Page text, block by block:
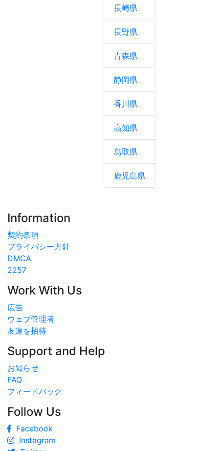
長崎県
長野県
青森県
静岡県
香川県
高知県
鳥取県
鹿児島県
Information
契約条項
プライバシー方針
DMCA
2257
Work With Us
広告
ウェブ管理者
友達を招待
Support and Help
お知らせ
FAQ
フィードバック
Follow Us
Facebook
Instagram